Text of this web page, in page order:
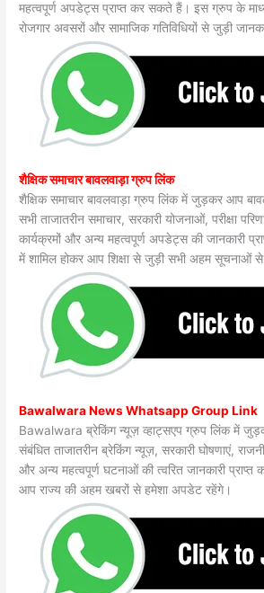
महत्वपूर्ण अपडेट्स प्राप्त कर सकते हैं। इस ग्रुप के
रोजगार अवसरों और सामाजिक गतिविधियों से जुड़ी
शैक्षिक समाचार बावलवाड़ा ग्रुप लिंक
शैक्षिक समाचार बावलवाड़ा ग्रुप लिंक में जुड़कर आप
सभी ताजातरीन समाचार, सरकारी योजनाओं, परीक्षा
कार्यक्रमों और अन्य महत्वपूर्ण अपडेट्स की जानकारी
में शामिल होकर आप शिक्षा से जुड़ी सभी अहम
Bawalwara News Whatsapp Group Link
Bawalwara ब्रेकिंग न्यूज़ व्हाट्सएप ग्रुप लिंक में
संबंधित ताजातरीन ब्रेकिंग न्यूज़, सरकारी घोषणाएं,
और अन्य महत्वपूर्ण घटनाओं की त्वरित जानकारी
आप राज्य की अहम खबरों से हमेशा अपडेट रहेंगे।